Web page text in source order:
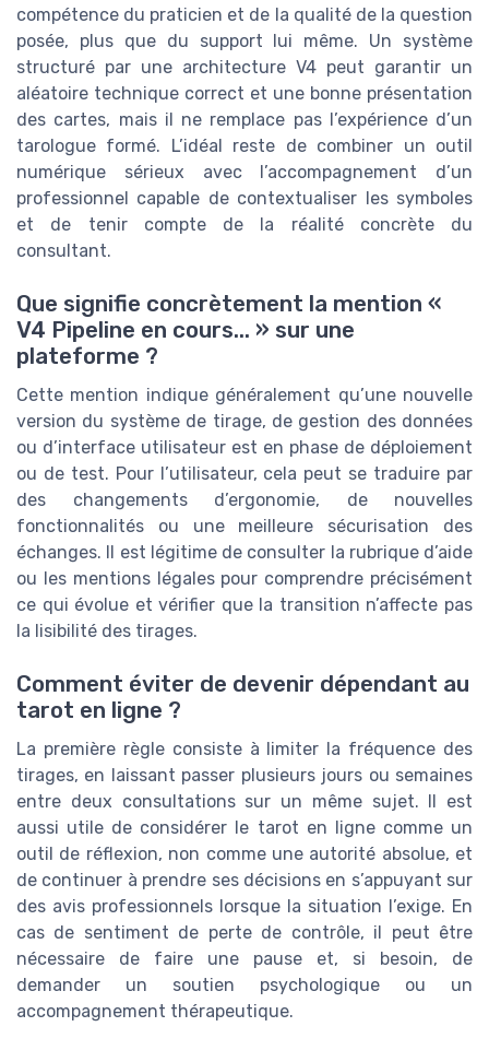
compétence du praticien et de la qualité de la question
posée, plus que du support lui même. Un système
structuré par une architecture V4 peut garantir un
aléatoire technique correct et une bonne présentation
des cartes, mais il ne remplace pas l’expérience d’un
tarologue formé. L’idéal reste de combiner un outil
numérique sérieux avec l’accompagnement d’un
professionnel capable de contextualiser les symboles
et de tenir compte de la réalité concrète du
consultant.
Que signifie concrètement la mention «
V4 Pipeline en cours... » sur une
plateforme ?
Cette mention indique généralement qu’une nouvelle
version du système de tirage, de gestion des données
ou d’interface utilisateur est en phase de déploiement
ou de test. Pour l’utilisateur, cela peut se traduire par
des changements d’ergonomie, de nouvelles
fonctionnalités ou une meilleure sécurisation des
échanges. Il est légitime de consulter la rubrique d’aide
ou les mentions légales pour comprendre précisément
ce qui évolue et vérifier que la transition n’affecte pas
la lisibilité des tirages.
Comment éviter de devenir dépendant au
tarot en ligne ?
La première règle consiste à limiter la fréquence des
tirages, en laissant passer plusieurs jours ou semaines
entre deux consultations sur un même sujet. Il est
aussi utile de considérer le tarot en ligne comme un
outil de réflexion, non comme une autorité absolue, et
de continuer à prendre ses décisions en s’appuyant sur
des avis professionnels lorsque la situation l’exige. En
cas de sentiment de perte de contrôle, il peut être
nécessaire de faire une pause et, si besoin, de
demander un soutien psychologique ou un
accompagnement thérapeutique.